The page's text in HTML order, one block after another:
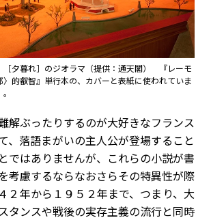
［夕暮れ］のジオラマ（提供：通天閣） 『レーモ
的叡智』単行本の、カバーと表紙に使われていま
解ぶったりするのが大好きなフランス
、落語まがいの主人公が登場すること
ではありませんが、これらの小説が書
考慮するならなおさらその特異性が際
２年から１９５２年まで、つまり、大
タンスや戦後の実存主義の流行と同時